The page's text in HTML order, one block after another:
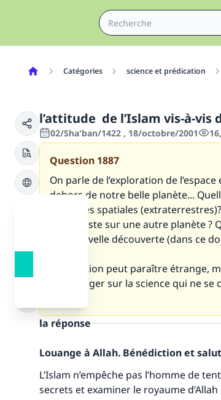
Catégories science et prédication
l’attitude de l’Islam vis-à-vis
02/Sha'ban/1422 , 18/octobre/2001
Question 1887
On parle de l’exploration de l’espace
dehors de notre belle planète...
créatures spatiales
la vie existe sur une autre planète
une nouvelle découverte (dans ce
La question peut paraître étrange,
s’interroger sur la science qui ne
la réponse
Louange à Allah. Bénédiction et
L’Islam n’empêche pas l’homme de
secrets et examiner le royaume
Faites une
personnes
Aidez nous